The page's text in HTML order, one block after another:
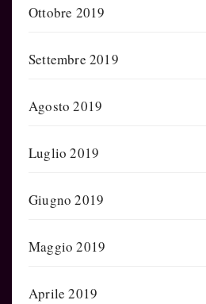
Ottobre 2019
Settembre 2019
Agosto 2019
Luglio 2019
Giugno 2019
Maggio 2019
Aprile 2019